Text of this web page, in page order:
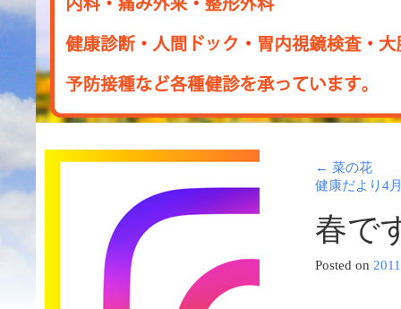
← 菜の花
健康だより4
春で
Posted on